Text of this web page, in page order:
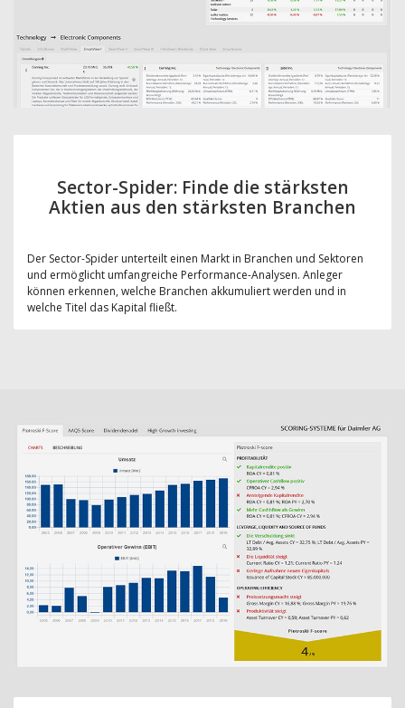
Sector-Spider: Finde die stärksten
Aktien aus den stärksten Branchen
Der Sector-Spider unterteilt einen Markt in Branchen und Sektoren
und ermöglicht umfangreiche Performance-Analysen. Anleger
können erkennen, welche Branchen akkumuliert werden und in
welche Titel das Kapital fließt.